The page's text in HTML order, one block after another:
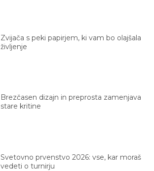
Zvijača s peki papirjem, ki vam bo olajšala
življenje
Brezčasen dizajn in preprosta zamenjava
stare kritine
Svetovno prvenstvo 2026: vse, kar moraš
vedeti o turnirju